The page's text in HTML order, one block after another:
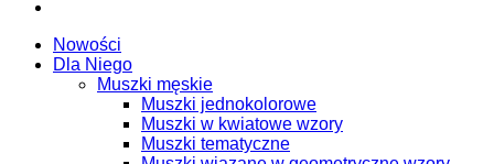
Nowości
Dla Niego
Muszki męskie
Muszki jednokolorowe
Muszki w kwiatowe wzory
Muszki tematyczne